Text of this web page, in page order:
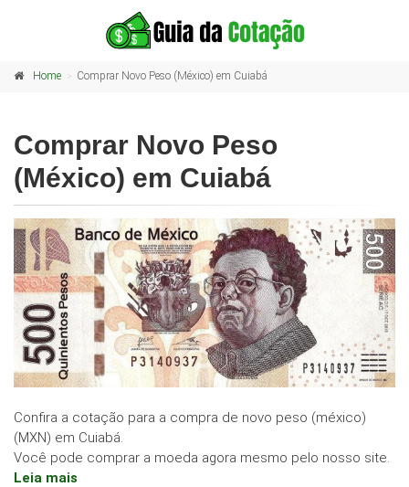
Home Comprar Novo Peso (México) em Cuiabá
Comprar Novo Peso
(México) em Cuiabá
Confira a cotação para a compra de novo peso (méxico)
(MXN) em Cuiabá.
Você pode comprar a moeda agora mesmo pelo nosso site.
Leia mais